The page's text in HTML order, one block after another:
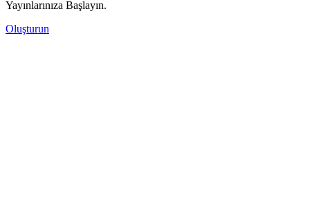
Yayınlarınıza Başlayın.
Oluşturun